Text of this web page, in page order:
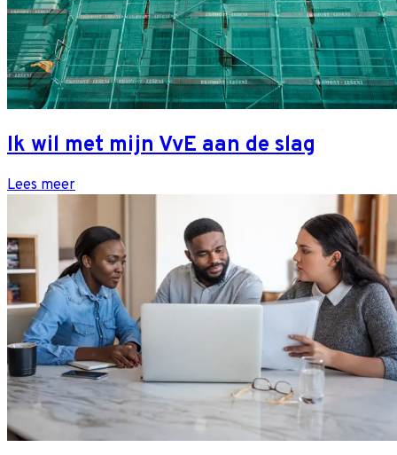
Ik wil met mijn VvE aan de slag
Lees meer